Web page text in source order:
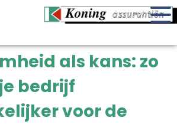
als kans: zo
bedrijf
voor de